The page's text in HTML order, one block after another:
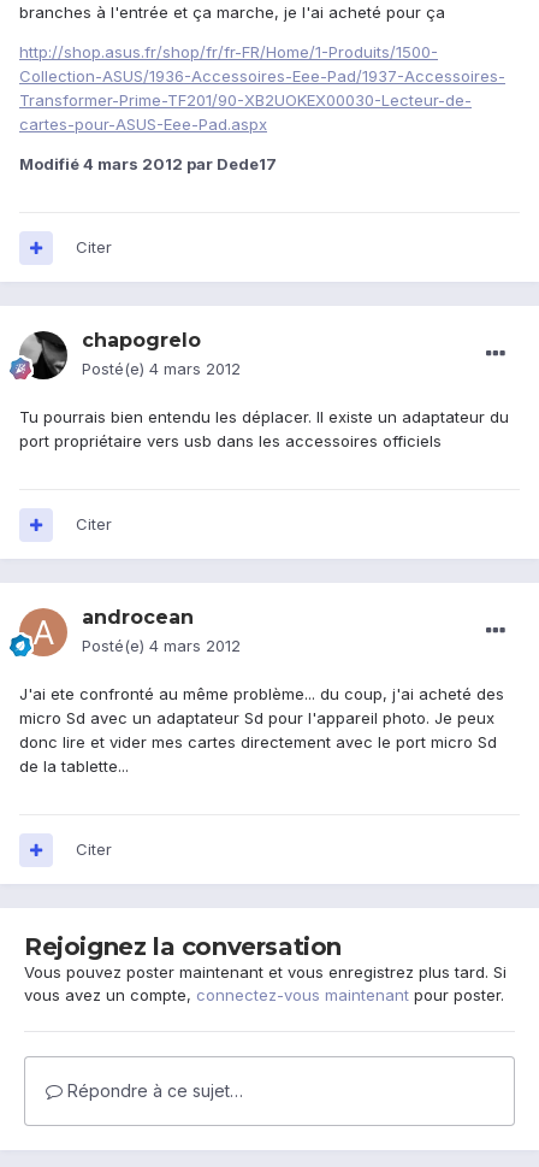
branches à l'entrée et ça marche, je l'ai acheté pour ça
http://shop.asus.fr/shop/fr/fr-FR/Home/1-Produits/1500-
Collection-ASUS/1936-Accessoires-Eee-Pad/1937-Accessoires-
Transformer-Prime-TF201/90-XB2UOKEX00030-Lecteur-de-
cartes-pour-ASUS-Eee-Pad.aspx
Modifié4 mars 2012 par Dede17
Citer
chapogrelo
Posté(e) 4 mars 2012
Tu pourrais bien entendu les déplacer. Il existe un adaptateur du
port propriétaire vers usb dans les accessoires officiels
Citer
androcean
Posté(e) 4 mars 2012
J'ai ete confronté au même problème... du coup, j'ai acheté des
micro Sd avec un adaptateur Sd pour l'appareil photo. Je peux
donc lire et vider mes cartes directement avec le port micro Sd
de la tablette...
Citer
Rejoignez la conversation
Vous pouvez poster maintenant et vous enregistrez plus tard. Si
vous avez un compte, connectez-vous maintenant pour poster.
Répondre à ce sujet…